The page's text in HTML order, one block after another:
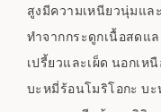
สูงมีความเหนียวนุ่มแ
ทำจากกระดูกเนื้อสดแ
เปรี้ยวและเผ็ด นอกเห
บะหมี่ร้อนโมริโอกะ บ